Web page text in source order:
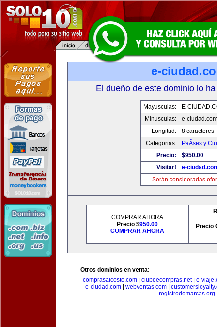
e-
El dueño de este dominio lo
Mayusculas:
E-
Minusculas:
e-ciudad.com
Longitud:
8 caracteres
Categorias:
PaÃ­ses y
Precio:
$950.00
Visitar!
e-
Serán consideradas
COMPRAR AHORA
Precio $950.00
COMPRAR AHORA
Precio
Otros dominios en venta:
comprasalcosto.com
clubdecompras.net| e-
e-ciudad.com| webventas.com|
registrodemarcas.org